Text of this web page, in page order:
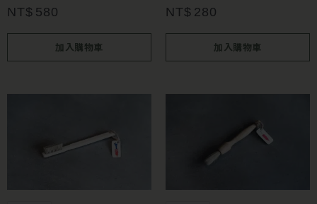
NT$ 580
加入購物車
NT$ 280
加入購物車